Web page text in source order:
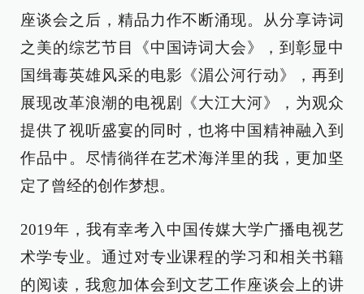
座谈会之后，精品力作不断涌现。从分享诗词
之美的综艺节目《中国诗词大会》，到彰显中
国缉毒英雄风采的电影《湄公河行动》，再到
展现改革浪潮的电视剧《大江大河》，为观众
提供了视听盛宴的同时，也将中国精神融入到
作品中。尽情徜徉在艺术海洋里的我，更加坚
定了曾经的创作梦想。
2019年，我有幸考入中国传媒大学广播电视艺
术学专业。通过对专业课程的学习和相关书籍
的阅读，我愈加体会到文艺工作座谈会上的讲